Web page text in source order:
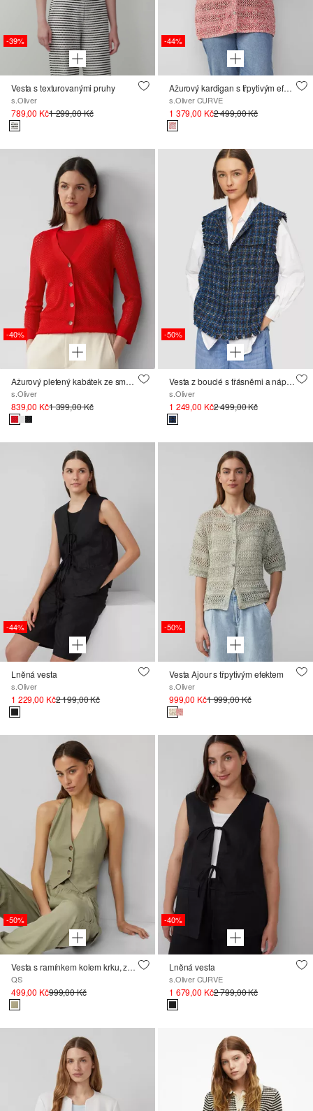
-39%
Vesta s texturovanými pruhy
s.Oliver
789,00 Kč1 299,00 Kč
-44%
Ažurový kardigan s třpytivým efektem
s.Oliver CURVE
1 379,00 Kč2 499,00 Kč
-40%
Ažurový pletený kabátek ze směsi s viskózou
s.Oliver
839,00 Kč1 399,00 Kč
-50%
Vesta z bouclé s třásněmi a náprsními kapsami
s.Oliver
1 249,00 Kč2 499,00 Kč
-44%
Lněná vesta
s.Oliver
1 229,00 Kč2 199,00 Kč
-50%
Vesta Ajour s třpytivým efektem
s.Oliver
999,00 Kč1 999,00 Kč
-50%
Vesta s ramínkem kolem krku, ze směsi se lnem
QS
499,00 Kč999,00 Kč
-40%
Lněná vesta
s.Oliver CURVE
1 679,00 Kč2 799,00 Kč